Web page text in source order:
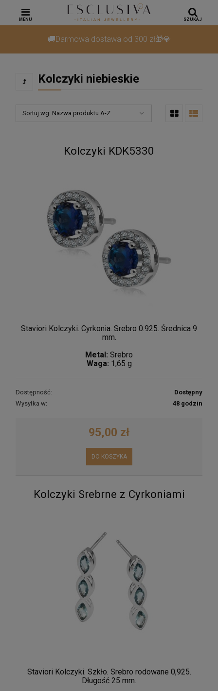
🚚Darmowa dostawa od 300 zł🎁💎
MENU SZUKAJ
Kolczyki niebieskie
Sortuj wg: Nazwa produktu A-Z
Kolczyki KDK5330
Staviori Kolczyki. Cyrkonia. Srebro 0.925. Średnica 9
mm.
Metal: Srebro
Waga: 1,65 g
Dostępność:
Dostępny
Wysyłka w:
48 godzin
95,00 zł
DO KOSZYKA
Kolczyki Srebrne z Cyrkoniami
Staviori Kolczyki. Szkło. Srebro rodowane 0,925.
Długość 25 mm.